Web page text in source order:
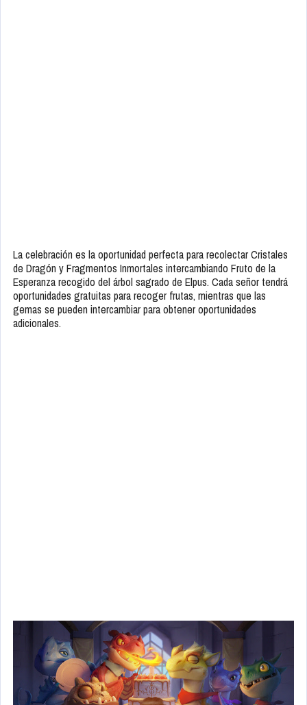
La celebración es la oportunidad perfecta para recolectar Cristales
de Dragón y Fragmentos Inmortales intercambiando Fruto de la
Esperanza recogido del árbol sagrado de Elpus. Cada señor tendrá
oportunidades gratuitas para recoger frutas, mientras que las
gemas se pueden intercambiar para obtener oportunidades
adicionales.